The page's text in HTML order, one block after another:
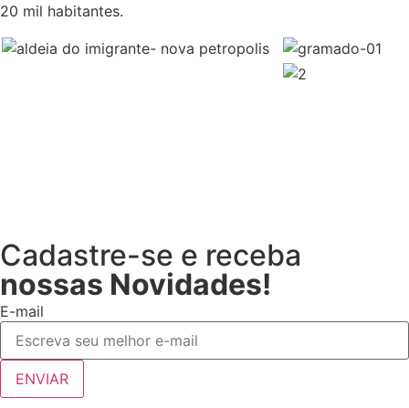
20 mil habitantes.
Cadastre-se e receba
nossas Novidades!
E-mail
ENVIAR